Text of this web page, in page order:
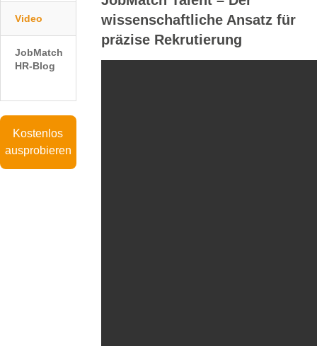
wissenschaftliche Ansatz für
präzise Rekrutierung
Video
JobMatch
HR-Blog
Kostenlos
ausprobieren